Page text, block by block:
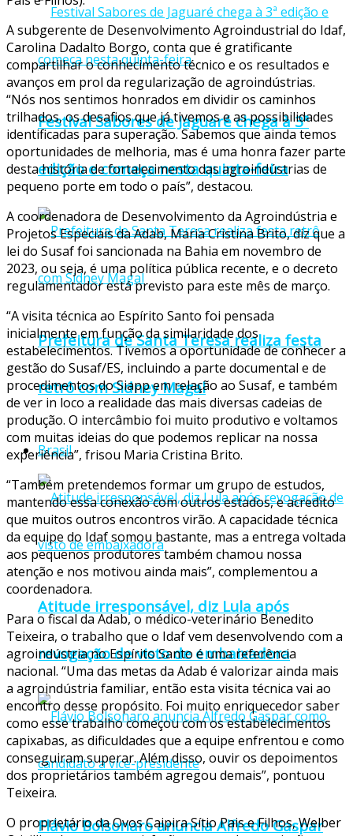
Festival Sabores de Jaguaré chega à 3ª
edição e começa nesta quinta-feira
Prefeitura de Santa Teresa realiza festa
retrô com Sidney Magal
Brasil
Atitude irresponsável, diz Lula após
revogação de visto de embaixadora
Flávio Bolsonaro anuncia Alfredo Gaspar
A subgerente de Desenvolvimento Agroindustrial do Idaf,
Carolina Dadalto Borgo, conta que é gratificante
compartilhar o conhecimento técnico e os resultados e
avanços em prol da regularização de agroindústrias.
“Nós nos sentimos honrados em dividir os caminhos
trilhados, os desafios que já tivemos e as possibilidades
identificadas para superação. Sabemos que ainda temos
oportunidades de melhoria, mas é uma honra fazer parte
desta história de fortalecimento das agroindústrias de
pequeno porte em todo o país”, destacou.
A coordenadora de Desenvolvimento da Agroindústria e
Projetos Especiais da Adab, Maria Cristina Brito, diz que a
lei do Susaf foi sancionada na Bahia em novembro de
2023, ou seja, é uma política pública recente, e o decreto
regulamentador está previsto para este mês de março.
“A visita técnica ao Espírito Santo foi pensada
inicialmente em função da similaridade dos
estabelecimentos. Tivemos a oportunidade de conhecer a
gestão do Susaf/ES, incluindo a parte documental e de
procedimentos do Siapp em relação ao Susaf, e também
de ver in loco a realidade das mais diversas cadeias de
produção. O intercâmbio foi muito produtivo e voltamos
com muitas ideias do que podemos replicar na nossa
experiência”, frisou Maria Cristina Brito.
“Também pretendemos formar um grupo de estudos,
mantendo essa conexão com outros estados, e acredito
que muitos outros encontros virão. A capacidade técnica
da equipe do Idaf somou bastante, mas a entrega voltada
aos pequenos produtores também chamou nossa
atenção e nos motivou ainda mais”, complementou a
coordenadora.
Para o fiscal da Adab, o médico-veterinário Benedito
Teixeira, o trabalho que o Idaf vem desenvolvendo com a
agroindústria no Espírito Santo é uma referência
nacional. “Uma das metas da Adab é valorizar ainda mais
a agroindústria familiar, então esta visita técnica vai ao
encontro desse propósito. Foi muito enriquecedor saber
como esse trabalho começou com os estabelecimentos
capixabas, as dificuldades que a equipe enfrentou e como
conseguiram superar. Além disso, ouvir os depoimentos
dos proprietários também agregou demais”, pontuou
Teixeira.
O proprietário da Ovos Caipira Sítio Pais e Filhos, Welber